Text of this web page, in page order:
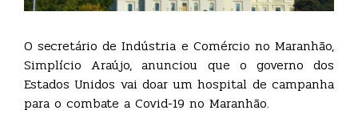
O secretário de Indústria e Comércio no Maranhão,
Simplício Araújo, anunciou que o governo dos
Estados Unidos vai doar um hospital de campanha
para o combate a Covid-19 no Maranhão.